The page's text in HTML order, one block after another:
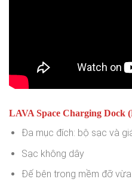
LAVA Space Charging Dock
Đa mục đích: bộ sạc và
Sạc không dây
Đế bên trong mềm đỡ